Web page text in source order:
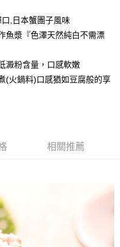
需取貨)
費
)
費
費
,日本蟹團子風味
魚漿『色澤天然純白不需漂
澱粉含量，口感軟嫩
(火鍋料)口感猶如豆腐般的享
相關推薦